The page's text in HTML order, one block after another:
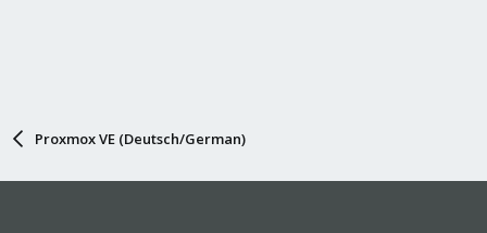
Proxmox VE (Deutsch/German)